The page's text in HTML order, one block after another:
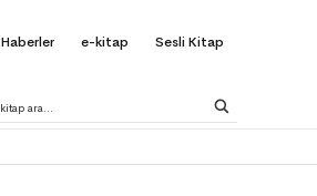
Haberler e-kitap Sesli Kitap